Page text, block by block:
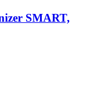
SMART,